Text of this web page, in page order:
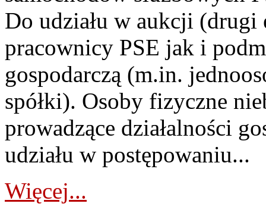
Do udziału w aukcji (drugi
pracownicy PSE jak i
gospodarczą (m.in.
spółki). Osoby fizyczne
prowadzące działalności
udziału w postępowaniu...
Więcej...